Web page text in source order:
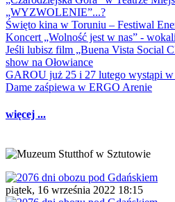
„WYZWOLENIE”...?
Święto kina w Toruniu – Festiwal
Koncert „Wolność jest w nas” -
Jeśli lubisz film „Buena Vista Social
show na Ołowiance
GAROU już 25 i 27 lutego wystąpi
Dame zaśpiewa w ERGO Arenie
więcej ...
piątek, 16 września 2022 18:15